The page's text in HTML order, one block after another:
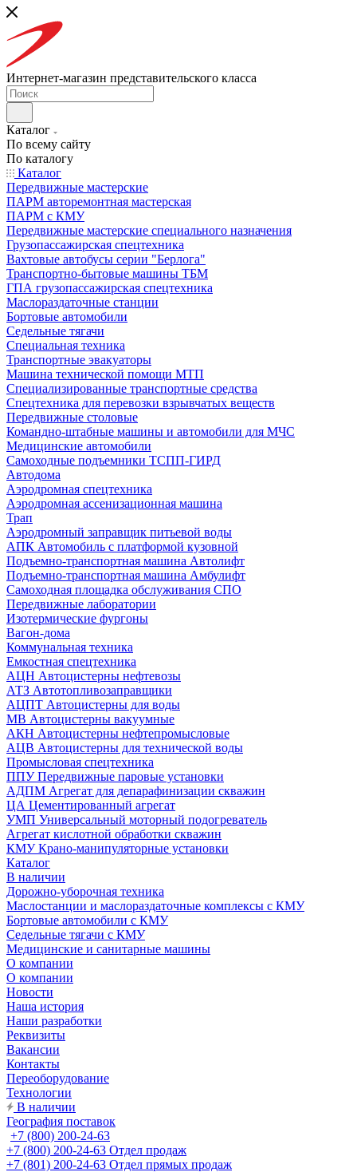
Интернет-магазин представительского класса
Каталог
По всему сайту
По каталогу
Каталог
Передвижные мастерские
ПАРМ авторемонтная мастерская
ПАРМ с КМУ
Передвижные мастерские специального назначения
Грузопассажирская спецтехника
Вахтовые автобусы серии "Берлога"
Транспортно-бытовые машины ТБМ
ГПА грузопассажирская спецтехника
Маслораздаточные станции
Бортовые автомобили
Седельные тягачи
Специальная техника
Транспортные эвакуаторы
Машина технической помощи МТП
Специализированные транспортные средства
Спецтехника для перевозки взрывчатых веществ
Передвижные столовые
Командно-штабные машины и автомобили для МЧС
Медицинские автомобили
Самоходные подъемники ТСПП-ГИРД
Автодома
Аэродромная спецтехника
Аэродромная ассенизационная машина
Трап
Аэродромный заправщик питьевой воды
АПК Автомобиль с платформой кузовной
Подъемно-транспортная машина Автолифт
Подъемно-транспортная машина Амбулифт
Самоходная площадка обслуживания СПО
Передвижные лаборатории
Изотермические фургоны
Вагон-дома
Коммунальная техника
Емкостная спецтехника
АЦН Автоцистерны нефтевозы
АТЗ Автотопливозаправщики
АЦПТ Автоцистерны для воды
МВ Автоцистерны вакуумные
АКН Автоцистерны нефтепромысловые
АЦВ Автоцистерны для технической воды
Промысловая спецтехника
ППУ Передвижные паровые установки
АДПМ Агрегат для депарафинизации скважин
ЦА Цементированный агрегат
УМП Универсальный моторный подогреватель
Агрегат кислотной обработки скважин
КМУ Крано-манипуляторные установки
Каталог
В наличии
Дорожно-уборочная техника
Маслостанции и маслораздаточные комплексы с КМУ
Бортовые автомобили с КМУ
Седельные тягачи с КМУ
Медицинские и санитарные машины
О компании
О компании
Новости
Наша история
Наши разработки
Реквизиты
Вакансии
Контакты
Переоборудование
Технологии
В наличии
География поставок
+7 (800) 200-24-63
+7 (800) 200-24-63 Отдел продаж
+7 (801) 200-24-63 Отдел прямых продаж